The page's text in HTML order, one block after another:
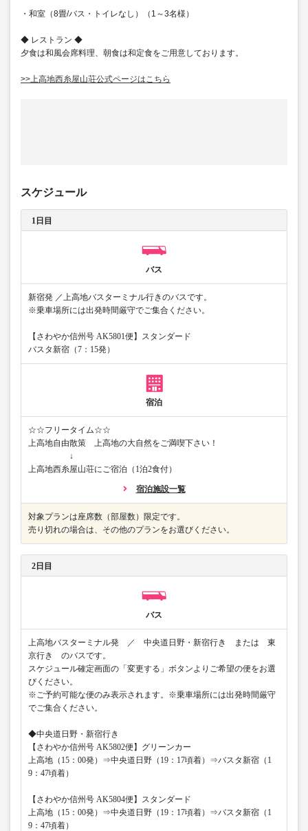
・和室（8畳/バス・トイレなし）（1～3名様）
◆ レストラン ◆
夕食は和風会席料理、朝食は和定食をご用意しております。
>>上高地西糸屋山荘公式ページはこちら
スケジュール
1日目
バス
新宿発 ／上高地バスターミナル行きのバスです。
※乗車場所には出発時間厳守でご集合ください。
【さわやか信州号 AK5801便】スタンダード
バスタ新宿（7：15発）
宿泊
☆☆フリータイム☆☆
上高地自由散策 上高地の大自然をご満喫下さい！
↓
上高地西糸屋山荘にご宿泊（1泊2食付）
宿泊施設一覧
対象プランは座席数（部屋数）限定です。
売り切れの場合は、その他のプランをお選びください。
2日目
バス
上高地バスターミナル発 ／ 中央道日野・新宿行き または 東
京行き のバスです。
スケジュール確定画面の「変更する」ボタンよりご希望の便をお選
びください。
※ご予約可能な便のみ表示されます。※乗車場所には出発時間厳守
でご集合ください。
◆中央道日野・新宿行き
【さわやか信州号 AK5802便】グリーンカー
上高地（15：00発）⇒中央道日野（19：17頃着）⇒バスタ新宿（1
9：47頃着）
【さわやか信州号 AK5804便】スタンダード
上高地（15：00発）⇒中央道日野（19：17頃着）⇒バスタ新宿（1
9：47頃着）